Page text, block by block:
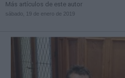
Más artículos de este autor
sábado, 19 de enero de 2019